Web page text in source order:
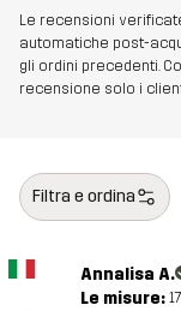
Le recensioni
automatiche post-
gli ordini precedenti.
recensione solo i
Filtra e ordina
Annalisa A.
Le misure: